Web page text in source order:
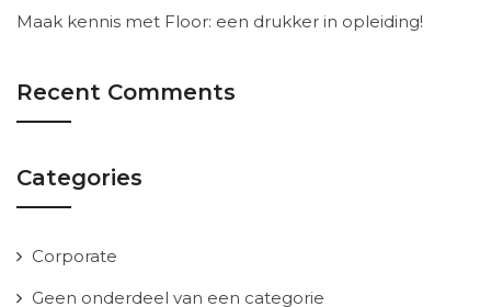
Maak kennis met Floor: een drukker in opleiding!
Recent Comments
Categories
Corporate
Geen onderdeel van een categorie